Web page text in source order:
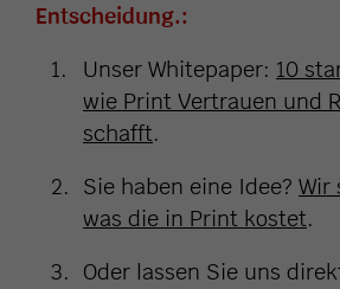
Entscheidung.:
Unser Whitepaper: 10
wie Print Vertrauen und
schafft.
Sie haben eine Idee? Wir
was die in Print kostet.
Oder lassen Sie uns